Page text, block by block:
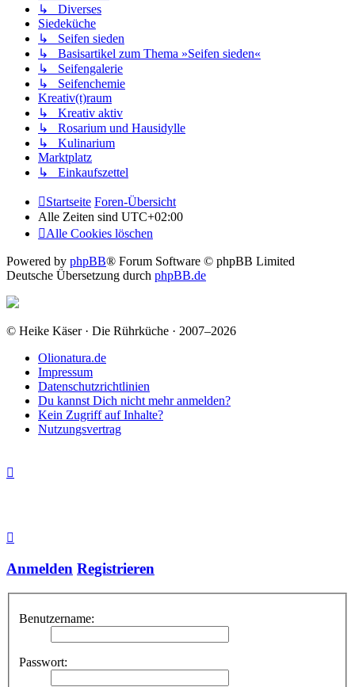
↳ Diverses
Siedeküche
↳ Seifen sieden
↳ Basisartikel zum Thema »Seifen sieden«
↳ Seifengalerie
↳ Seifenchemie
Kreativ(t)raum
↳ Kreativ aktiv
↳ Rosarium und Hausidylle
↳ Kulinarium
Marktplatz
↳ Einkaufszettel
Startseite Foren-Übersicht
Alle Zeiten sind UTC+02:00
Alle Cookies löschen
Powered by phpBB® Forum Software © phpBB Limited
Deutsche Übersetzung durch phpBB.de
© Heike Käser · Die Rührküche · 2007–2026
Olionatura.de
Impressum
Datenschutzrichtlinien
Du kannst Dich nicht mehr anmelden?
Kein Zugriff auf Inhalte?
Nutzungsvertrag
Anmelden Registrieren
Benutzername:
Passwort: